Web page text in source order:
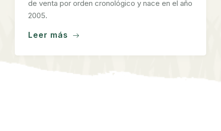
de venta por orden cronológico y nace en el año
2005.
Leer más